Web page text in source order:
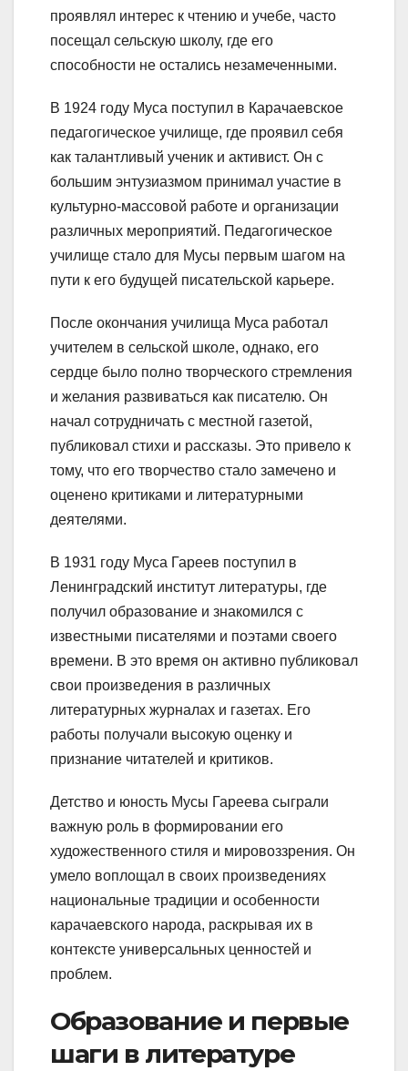
проявлял интерес к чтению и учебе, часто
посещал сельскую школу, где его
способности не остались незамеченными.
В 1924 году Муса поступил в Карачаевское
педагогическое училище, где проявил себя
как талантливый ученик и активист. Он с
большим энтузиазмом принимал участие в
культурно-массовой работе и организации
различных мероприятий. Педагогическое
училище стало для Мусы первым шагом на
пути к его будущей писательской карьере.
После окончания училища Муса работал
учителем в сельской школе, однако, его
сердце было полно творческого стремления
и желания развиваться как писателю. Он
начал сотрудничать с местной газетой,
публиковал стихи и рассказы. Это привело к
тому, что его творчество стало замечено и
оценено критиками и литературными
деятелями.
В 1931 году Муса Гареев поступил в
Ленинградский институт литературы, где
получил образование и знакомился с
известными писателями и поэтами своего
времени. В это время он активно публиковал
свои произведения в различных
литературных журналах и газетах. Его
работы получали высокую оценку и
признание читателей и критиков.
Детство и юность Мусы Гареева сыграли
важную роль в формировании его
художественного стиля и мировоззрения. Он
умело воплощал в своих произведениях
национальные традиции и особенности
карачаевского народа, раскрывая их в
контексте универсальных ценностей и
проблем.
Образование и первые
шаги в литературе